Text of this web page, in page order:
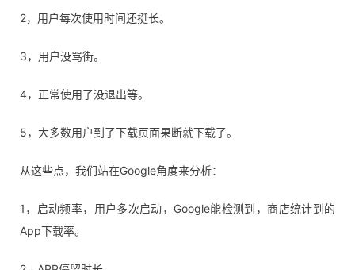
2，用户每次使用时间还挺长。
3，用户没骂街。
4，正常使用了没退出等。
5，大多数用户到了下载页面果断就下载了。
从这些点，我们站在Google角度来分析：
1，启动频率，用户多次启动，Google能检测到，商店统计到的
App下载率。